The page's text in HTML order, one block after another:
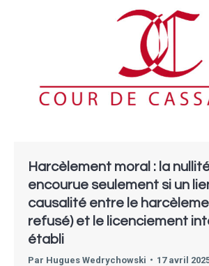
Harcèlement moral : la
encourue seulement si un
causalité entre le
refusé) et le licenciement
établi
Par Hugues Wedrychowski 17 avril